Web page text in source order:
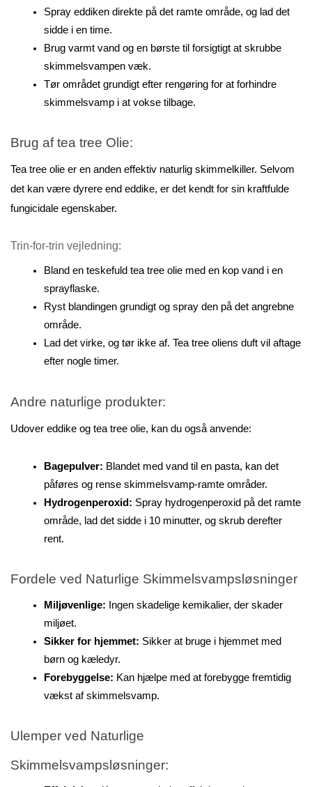
Spray eddiken direkte på det ramte område, og lad det
sidde i en time.
Brug varmt vand og en børste til forsigtigt at skrubbe
skimmelsvampen væk.
Tør området grundigt efter rengøring for at forhindre
skimmelsvamp i at vokse tilbage.
Brug af tea tree Olie:
Tea tree olie er en anden effektiv naturlig skimmelkiller. Selvom
det kan være dyrere end eddike, er det kendt for sin kraftfulde
fungicidale egenskaber.
Trin-for-trin vejledning:
Bland en teskefuld tea tree olie med en kop vand i en
sprayflaske.
Ryst blandingen grundigt og spray den på det angrebne
område.
Lad det virke, og tør ikke af. Tea tree oliens duft vil aftage
efter nogle timer.
Andre naturlige produkter:
Udover eddike og tea tree olie, kan du også anvende:
Bagepulver: Blandet med vand til en pasta, kan det
påføres og rense skimmelsvamp-ramte områder.
Hydrogenperoxid: Spray hydrogenperoxid på det ramte
område, lad det sidde i 10 minutter, og skrub derefter
rent.
Fordele ved Naturlige Skimmelsvampsløsninger
Miljøvenlige:
Ingen skadelige kemikalier, der skader
miljøet.
Sikker for hjemmet: Sikker at bruge i hjemmet med
børn og kæledyr.
Forebyggelse: Kan hjælpe med at forebygge fremtidig
vækst af skimmelsvamp.
Ulemper ved Naturlige
Skimmelsvampsløsninger: